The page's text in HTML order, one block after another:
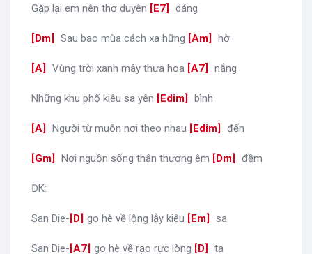
Gặp lại em nên thơ duyên E7 dáng
Dm Sau bao mùa cách xa hững Am hờ
A Vùng trời xanh mây thưa hoa A7 nắng
Những khu phố kiêu sa yên Edim bình
A Người từ muôn nơi theo nhau Edim đến
Gm Nơi nguồn sống thân thương êm Dm đềm
ĐK:
San Die- D ]go hè về lộng lẫy kiêu Em sa
San Die- A7 ]go hè về rạo rực lòng D ta